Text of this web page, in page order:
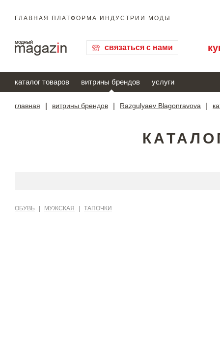
ГЛАВНАЯ ПЛАТФОРМА ИНДУСТРИИ МОДЫ
связаться с нами
каталог товаров витрины брендов услуги
главная витрины брендов Razgulyaev Blagonravova
ОБУВЬ МУЖСКАЯ ТАПОЧКИ